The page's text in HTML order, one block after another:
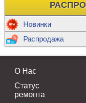
Новинки
Распродажа
О Нас
Статус
ремонта